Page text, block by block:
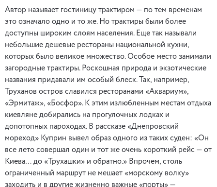
Автор называет гостиницу трактиром — по тем временам
это означало одно и то же. Но трактиры были более
доступны широким слоям населения. Еще так называли
небольшие дешевые рестораны национальной кухни,
которых было великое множество. Особое место занимали
загородные трактиры. Роскошная природа и экзотические
названия придавали им особый блеск. Так, например,
Труханов остров славился ресторанами «Аквариум»,
«Эрмитаж», «Босфор». К этим излюбленным местам отдыха
киевляне добирались на прогулочных лодках и
допотопных пароходах. В рассказе «Днепровский
мореход» Куприн вывел образ одного из таких суден: «Он
все лето совершал один и тот же очень короткий рейс — от
Киева… до «Трухашки» и обратно.» Впрочем, столь
ограниченный маршрут не мешает «морскому волку»
заходить и в другие жизненно важные «порты» —